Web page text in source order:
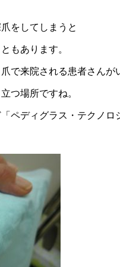
をしてしまうと
もあります。
来院される患者さんが
つ場所ですね。
ペディグラス・テクノロ